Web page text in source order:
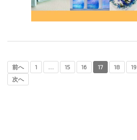
前へ 1 … 15 16 17 18 19
次へ